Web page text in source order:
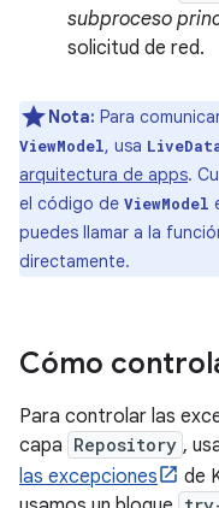
subproceso
solicitud de red.
Nota: Para
ViewModel, usa
arquitectura de apps.
el código de ViewModel
puedes llamar a la
directamente.
Cómo
Para controlar las
capa Repository ,
las excepciones
de